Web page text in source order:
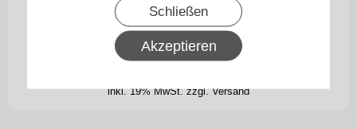
Schließen
Akzeptieren
Becker - Universal-Markisenantriebe mit Funk
R8-C12 bis R50-C12 , Serie R , Typ C12
inkl. 19% MwSt.zzgl. Versand